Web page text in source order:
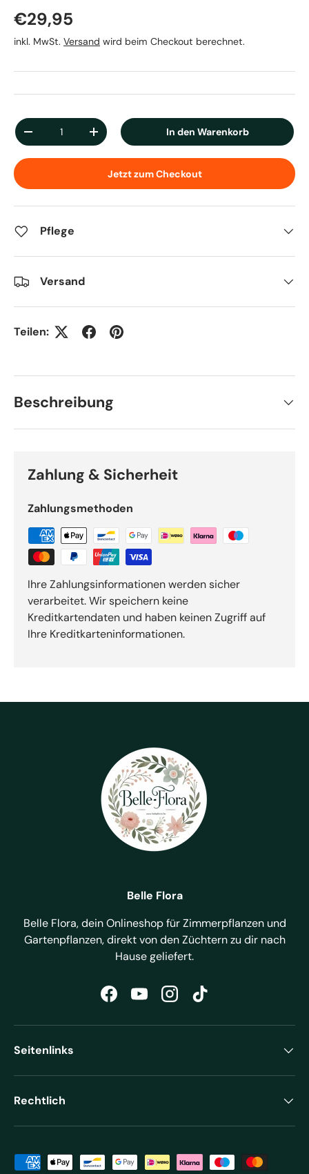
Normaler Preis
€29,95
inkl. MwSt. Versand wird beim Checkout berechnet.
Anzahl
Menge verringernMenge erhöhen In den Warenkorb
Jetzt zum Checkout
Pflege
Versand
Teilen:
Beschreibung
Zahlung & Sicherheit
Zahlungsmethoden
Ihre Zahlungsinformationen werden sicher
verarbeitet. Wir speichern keine
Kreditkartendaten und haben keinen Zugriff auf
Ihre Kreditkarteninformationen.
Belle Flora
Belle Flora, dein Onlineshop für Zimmerpflanzen und
Gartenpflanzen, direkt von den Züchtern zu dir nach
Hause geliefert.
FacebookYouTubeInstagramTikTok
Seitenlinks
Rechtlich
Zahlungsmethoden